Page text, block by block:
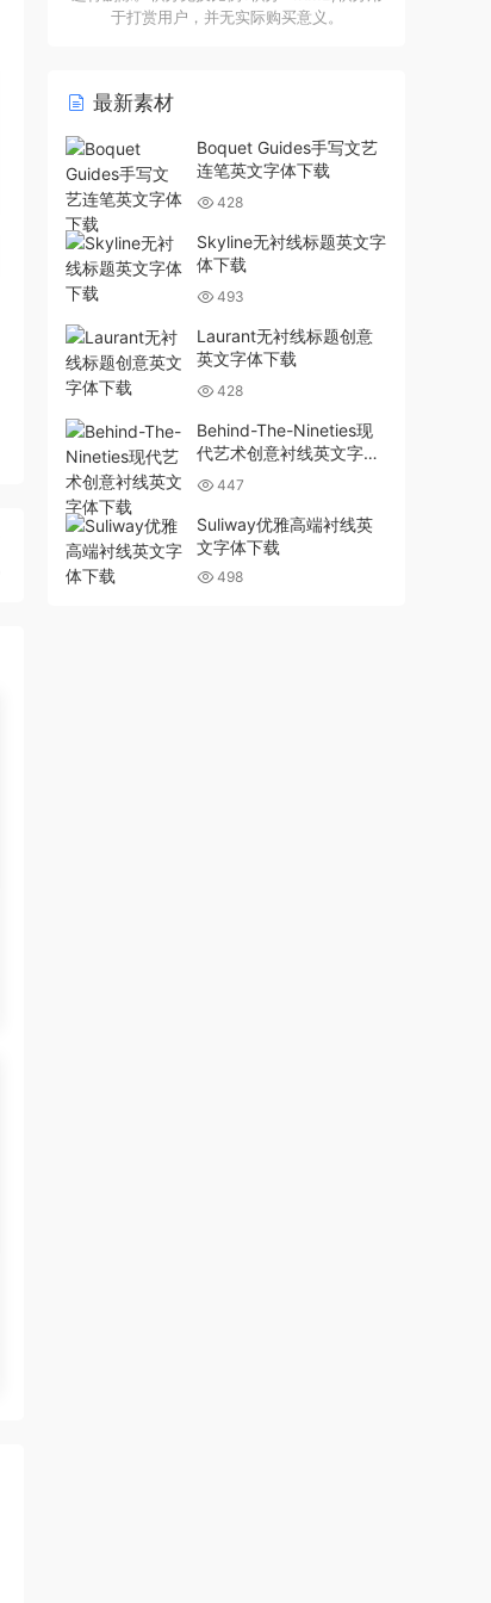
于打赏用户，并无实际购买意义。
最新素材
Boquet Guides手写文艺
连笔英文字体下载
428
Skyline无衬线标题英文字
体下载
493
Laurant无衬线标题创意
英文字体下载
428
Behind-The-Nineties现
代艺术创意衬线英文字体
下载447
Suliway优雅高端衬线英
文字体下载
498